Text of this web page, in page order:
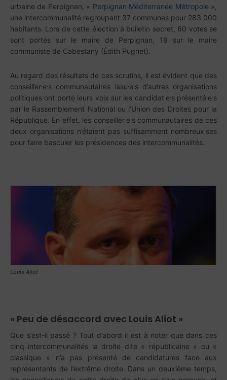
urbaine de Perpignan, « Perpignan Méditerranée Métropole»,
une intercommunalité regroupant 37 communes pour 283 000
habitants. Lors de cette élection à bulletin secret, 60 votes se
sont portés sur le maire de Perpignan, 18 sur le maire
communiste de Cabestany (Édith Pugnet).
Au regard des résultats de ces scrutins, il est évident que des
conseiller.e.s communautaires issu.e.s d’autres organisations
politiques ont porté leurs voix sur les candidat.e.s présenté.e.s
par le Rassemblement National ou l’Union des Droites pour la
République. En effet, les conseiller.e.s communautaires de ces
deux organisations n’étaient pas suffisamment nombreux.ses
pour faire basculer les présidences des intercommunalités.
Louis Aliot
« Peu de désaccord avec Louis Aliot »
Que s’est-il passé ? Tout d’abord il est à noter que dans ces
cinq intercommunalités la droite dite « républicaine » ou «
classique » n’a pas présenté de candidatures face aux
représentants de l’extrême droite. Dans un deuxième temps,
. .